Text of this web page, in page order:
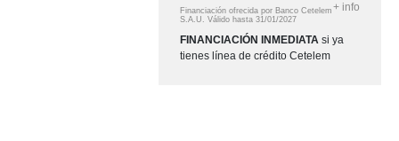
Financiación ofrecida por Banco Cetelem
S.A.U.Válido hasta31/01/2027
+ info
FINANCIACIÓN INMEDIATA si ya
tienes línea de crédito Cetelem